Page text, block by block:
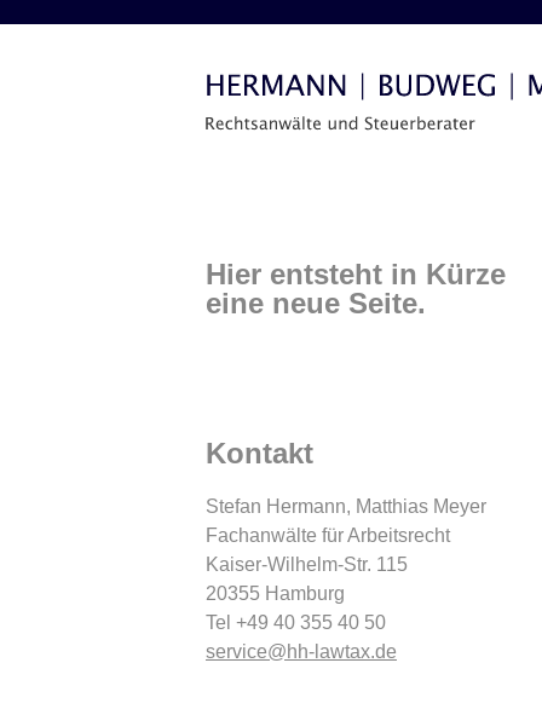
Hier entsteht in Kürze
eine neue Seite.
Kontakt
Stefan Hermann, Matthias Meyer
Fachanwälte für Arbeitsrecht
Kaiser-Wilhelm-Str. 115
20355 Hamburg
Tel +49 40 355 40 50
service@hh-lawtax.de